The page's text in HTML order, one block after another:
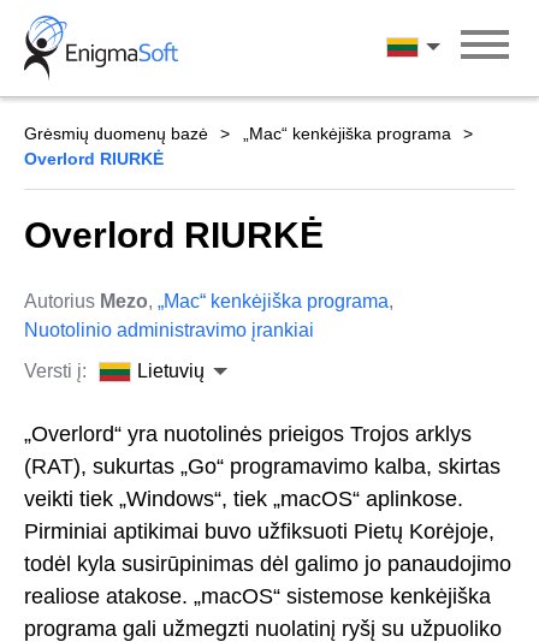
Skip
content
Lietuvių
Grėsmių duomenų bazė
„Mac“ kenkėjiška programa
Overlord RIURKĖ
Overlord RIURKĖ
Autorius Mezo, „Mac“ kenkėjiška programa,
Nuotolinio administravimo įrankiai
Versti į:
Lietuvių
„Overlord“ yra nuotolinės prieigos Trojos arklys
(RAT), sukurtas „Go“ programavimo kalba, skirtas
veikti tiek „Windows“, tiek „macOS“ aplinkose.
Pirminiai aptikimai buvo užfiksuoti Pietų Korėjoje,
todėl kyla susirūpinimas dėl galimo jo panaudojimo
realiose atakose. „macOS“ sistemose kenkėjiška
programa gali užmegzti nuolatinį ryšį su užpuoliko